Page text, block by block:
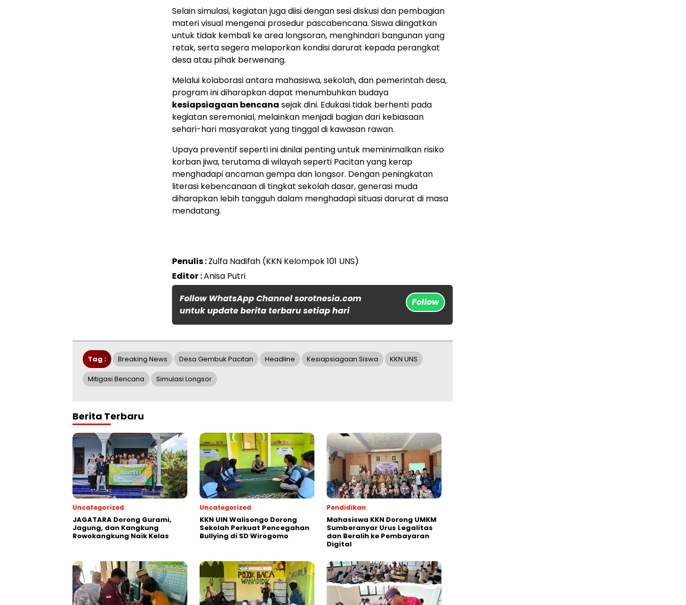
Selain simulasi, kegiatan juga diisi dengan sesi diskusi dan pembagian
materi visual mengenai prosedur pascabencana. Siswa diingatkan
untuk tidak kembali ke area longsoran, menghindari bangunan yang
retak, serta segera melaporkan kondisi darurat kepada perangkat
desa atau pihak berwenang.
Melalui kolaborasi antara mahasiswa, sekolah, dan pemerintah desa,
program ini diharapkan dapat menumbuhkan budaya
kesiapsiagaan bencana sejak dini. Edukasi tidak berhenti pada
kegiatan seremonial, melainkan menjadi bagian dari kebiasaan
sehari-hari masyarakat yang tinggal di kawasan rawan.
Upaya preventif seperti ini dinilai penting untuk meminimalkan risiko
korban jiwa, terutama di wilayah seperti Pacitan yang kerap
menghadapi ancaman gempa dan longsor. Dengan peningkatan
literasi kebencanaan di tingkat sekolah dasar, generasi muda
diharapkan lebih tangguh dalam menghadapi situasi darurat di masa
mendatang.
Penulis :Zulfa Nadifah (KKN Kelompok 101 UNS)
Editor :Anisa Putri
Follow WhatsApp Channel sorotnesia.com
untuk update berita terbaru setiap hari
Follow
Tag : Breaking News Desa Gembuk Pacitan Headline Kesiapsiagaan Siswa KKN UNS
Mitigasi Bencana Simulasi Longsor
Berita Terbaru
Uncategorized
JAGATARA Dorong Gurami,
Jagung, dan Kangkung
Rowokangkung Naik Kelas
Uncategorized
KKN UIN Walisongo Dorong
Sekolah Perkuat Pencegahan
Bullying di SD Wirogomo
Pendidikan
Mahasiswa KKN Dorong UMKM
Sumberanyar Urus Legalitas
dan Beralih ke Pembayaran
Digital